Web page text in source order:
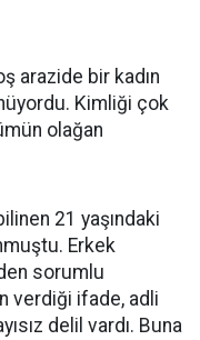
arazide bir kadın
Kimliği çok
olağan
21 yaşındaki
Erkek
sorumlu
verdiği ifade, adli
delil vardı. Buna